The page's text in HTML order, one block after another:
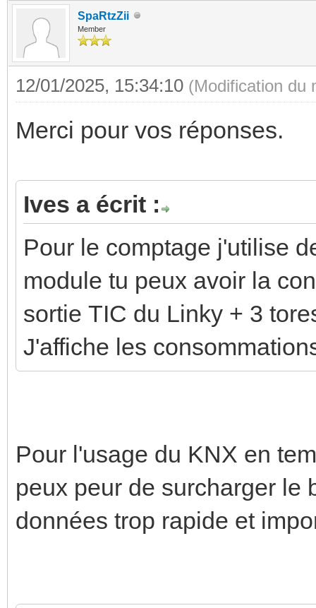
SpaRtzZii
Member
12/01/2025, 15:34:10 (Modification du
Merci pour vos réponses.
Ives a écrit :
Pour le comptage j'utilise
module tu peux avoir la
sortie TIC du Linky + 3
J'affiche les
Pour l'usage du KNX en
peux peur de surcharger le
données trop rapide et